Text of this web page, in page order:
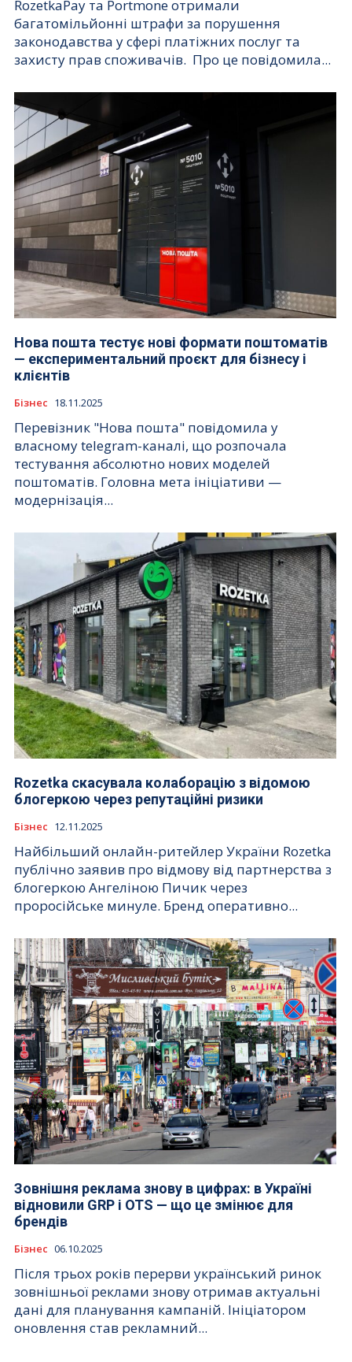
RozetkaPay та Portmone отримали
багатомільйонні штрафи за порушення
законодавства у сфері платіжних послуг та
захисту прав споживачів. Про це повідомила...
Нова пошта тестує нові формати поштоматів
— експериментальний проєкт для бізнесу і
клієнтів
Бізнес 18.11.2025
Перевізник "Нова пошта" повідомила у
власному telegram-каналі, що розпочала
тестування абсолютно нових моделей
поштоматів. Головна мета ініціативи —
модернізація...
Rozetka скасувала колаборацію з відомою
блогеркою через репутаційні ризики
Бізнес 12.11.2025
Найбільший онлайн-ритейлер України Rozetka
публічно заявив про відмову від партнерства з
блогеркою Ангеліною Пичик через
проросійське минуле. Бренд оперативно...
Зовнішня реклама знову в цифрах: в Україні
відновили GRP і OTS — що це змінює для
брендів
Бізнес 06.10.2025
Після трьох років перерви український ринок
зовнішньої реклами знову отримав актуальні
дані для планування кампаній. Ініціатором
оновлення став рекламний...